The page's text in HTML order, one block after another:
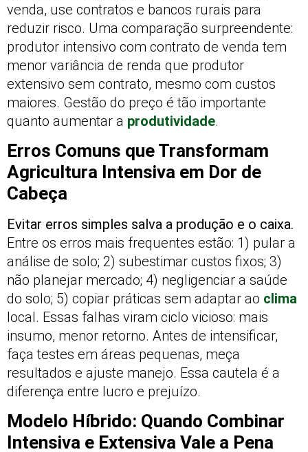
venda, use contratos e bancos rurais para
reduzir risco. Uma comparação surpreendente:
produtor intensivo com contrato de venda tem
menor variância de renda que produtor
extensivo sem contrato, mesmo com custos
maiores. Gestão do preço é tão importante
quanto aumentar a produtividade.
Erros Comuns que Transformam
Agricultura Intensiva em Dor de
Cabeça
Evitar erros simples salva a produção e o caixa.
Entre os erros mais frequentes estão: 1) pular a
análise de solo; 2) subestimar custos fixos; 3)
não planejar mercado; 4) negligenciar a saúde
do solo; 5) copiar práticas sem adaptar ao clima
local. Essas falhas viram ciclo vicioso: mais
insumo, menor retorno. Antes de intensificar,
faça testes em áreas pequenas, meça
resultados e ajuste manejo. Essa cautela é a
diferença entre lucro e prejuízo.
Modelo Híbrido: Quando Combinar
Intensiva e Extensiva Vale a Pena